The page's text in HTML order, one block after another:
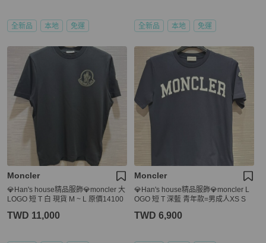
全新品 本地 免運 全新品 本地 免運
Moncler
💎Han's house精品服飾💎moncler 大
LOGO 短 T 白 現貨 M ~ L 原價14100
TWD 11,000
Moncler
💎Han's house精品服飾💎moncler L
OGO 短 T 深藍 青年款=男成人XS S
TWD 6,900